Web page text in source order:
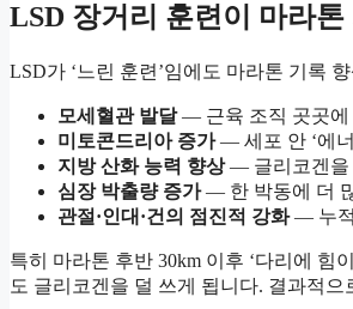
LSD 장거리 훈련이 마라
LSD가 ‘느린 훈련’임에도 마라톤 기록
모세혈관 발달— 근육 조직 곳곳에
미토콘드리아 증가— 세포 안 ‘에
지방 산화 능력 향상— 글리코겐을
심장 박출량 증가— 한 박동에 더
관절·인대·건의 점진적 강화— 누적
특히 마라톤 후반 30km 이후 ‘다리에 힘
도 글리코겐을 덜 쓰게 됩니다. 결과적